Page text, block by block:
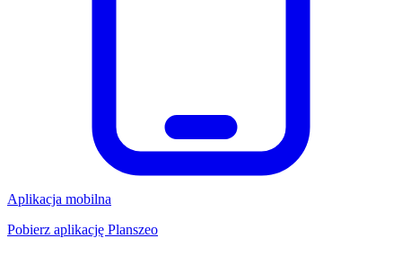
Aplikacja mobilna
Pobierz aplikację Planszeo